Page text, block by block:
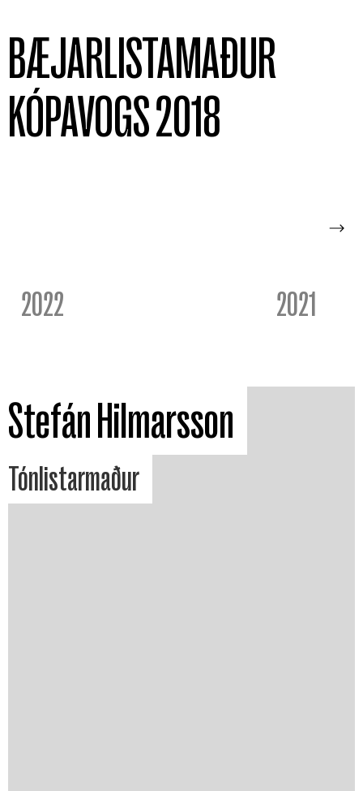
BÆJARLISTAMAÐUR
KÓPAVOGS 2018
2022 2021
Stefán Hilmarsson
Tónlistarmaður